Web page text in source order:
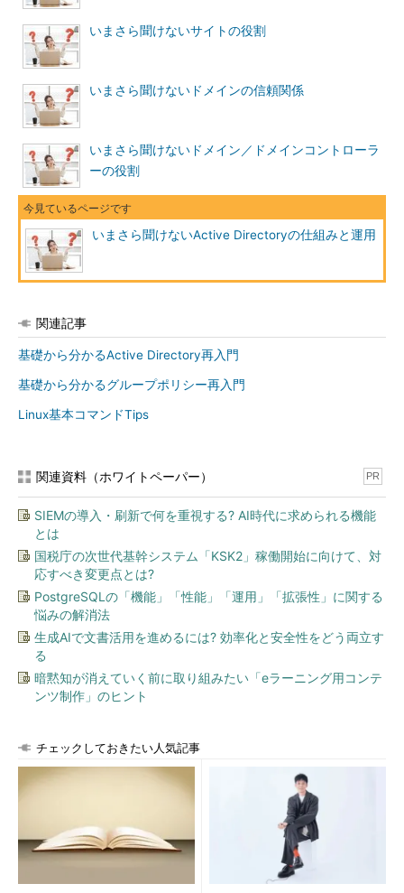
いまさら聞けないサイトの役割
いまさら聞けないドメインの信頼関係
いまさら聞けないドメイン／ドメインコントローラ
ーの役割
いまさら聞けないActive Directoryの仕組みと運用
関連記事
基礎から分かるActive Directory再入門
基礎から分かるグループポリシー再入門
Linux基本コマンドTips
関連資料（ホワイトペーパー） PR
SIEMの導入・刷新で何を重視する? AI時代に求められる機能
とは
国税庁の次世代基幹システム「KSK2」稼働開始に向けて、対
応すべき変更点とは?
PostgreSQLの「機能」「性能」「運用」「拡張性」に関する
悩みの解消法
生成AIで文書活用を進めるには? 効率化と安全性をどう両立す
る
暗黙知が消えていく前に取り組みたい「eラーニング用コンテ
ンツ制作」のヒント
チェックしておきたい人気記事